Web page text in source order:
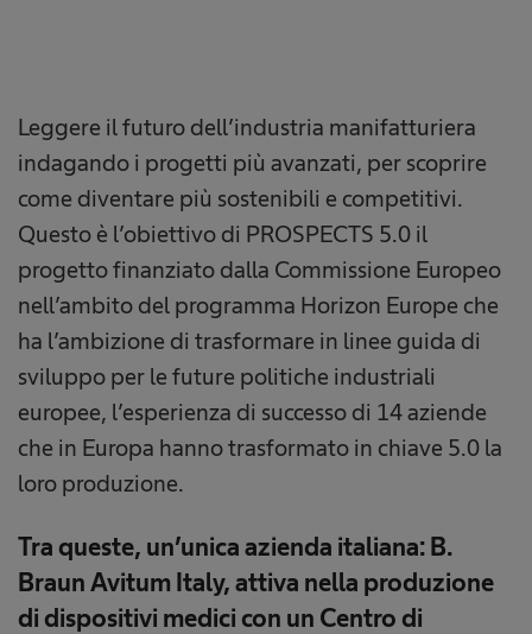
Leggere il futuro dell’industria manifatturiera
indagando i progetti più avanzati, per scoprire
come diventare più sostenibili e competitivi.
Questo è l’obiettivo di PROSPECTS 5.0 il
progetto finanziato dalla Commissione Europeo
nell’ambito del programma Horizon Europe che
ha l’ambizione di trasformare in linee guida di
sviluppo per le future politiche industriali
europee, l’esperienza di successo di 14 aziende
che in Europa hanno trasformato in chiave 5.0 la
loro produzione.
Tra queste, un’unica azienda italiana: B.
Braun Avitum Italy, attiva nella produzione
di dispositivi medici con un Centro di